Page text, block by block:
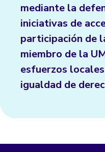
mediante la
iniciativas de
participación de
miembro de la
esfuerzos
igualdad de